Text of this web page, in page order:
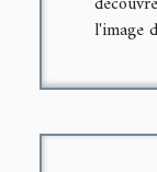
l'image